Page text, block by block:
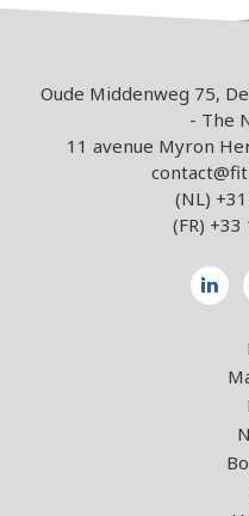
Oude Middenweg 75,
- The
11 avenue Myron
(NL)
(FR) +33